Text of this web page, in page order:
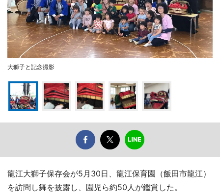
大獅子と記念撮影
龍江大獅子保存会が5月30日、龍江保育園（飯田市龍江）
を訪問し舞を披露し、園児ら約50人が鑑賞した。